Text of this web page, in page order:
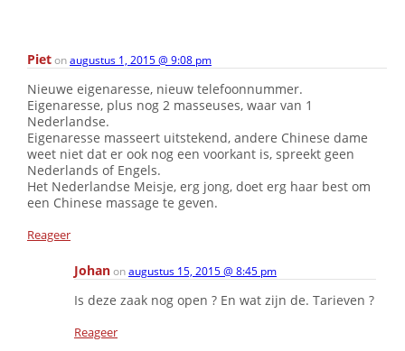
Pietonaugustus 1, 2015 @ 9:08 pm
Nieuwe eigenaresse, nieuw telefoonnummer.
Eigenaresse, plus nog 2 masseuses, waar van 1
Nederlandse.
Eigenaresse masseert uitstekend, andere Chinese dame
weet niet dat er ook nog een voorkant is, spreekt geen
Nederlands of Engels.
Het Nederlandse Meisje, erg jong, doet erg haar best om
een Chinese massage te geven.
Reageer
Johanonaugustus 15, 2015 @ 8:45 pm
Is deze zaak nog open ? En wat zijn de. Tarieven ?
Reageer